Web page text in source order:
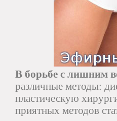
В борьбе с лишним
различные методы:
пластическую
приятных методов